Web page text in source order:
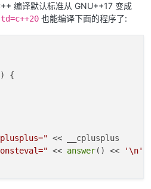
编译默认标准从 GNU++17 变成
也能编译下面的程序了:
{
<< __cplusplus
<< answer() << '\n'